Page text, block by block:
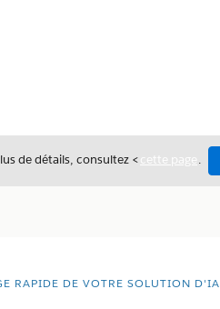
de détails, consultez <cette page .
RAPIDE DE VOTRE SOLUTION